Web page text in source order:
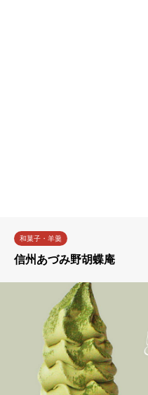
和菓子・羊羹
信州あづみ野胡蝶庵